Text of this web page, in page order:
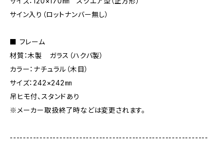
サイン入り（ロットナンバー無し）
■ フレーム
材質：木製 ガラス（ハクバ製）
カラー：ナチュラル（木目）
サイズ：242×242㎜
吊ヒモ付、スタンドあり
※メーカー取扱終了時などは変更されます。
------------------------------------------------------------